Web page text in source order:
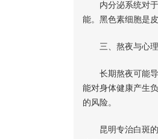
内分泌系统对于
能。黑色素细胞是
三、熬夜与心理
长期熬夜可能导
能对身体健康产生
的风险。
昆明专治白斑的